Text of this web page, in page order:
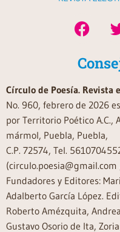
Círculo de Poesía.
No. 960, febrero de 2026
por Territorio Poético A.C.,
mármol, Puebla, Puebla,
C.P. 72574, Tel.
Fundadores y Editores:
Adalberto García López.
Roberto Amézquita,
Gustavo Osorio de Ita,